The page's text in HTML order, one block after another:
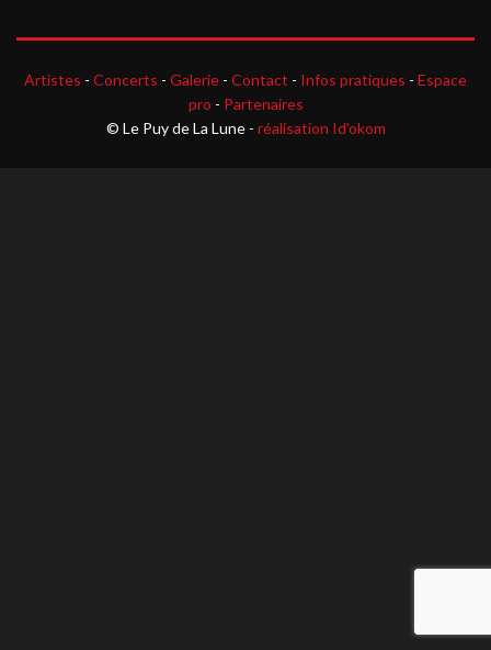
Artistes - Concerts - Galerie - Contact - Infos pratiques - Espace
pro - Partenaires
© Le Puy de La Lune - réalisation Id'okom